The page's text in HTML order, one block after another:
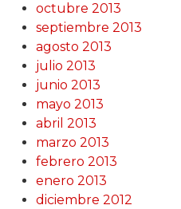
octubre 2013
septiembre 2013
agosto 2013
julio 2013
junio 2013
mayo 2013
abril 2013
marzo 2013
febrero 2013
enero 2013
diciembre 2012